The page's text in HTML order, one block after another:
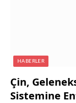
HABERLER
Çin,
Sistemine